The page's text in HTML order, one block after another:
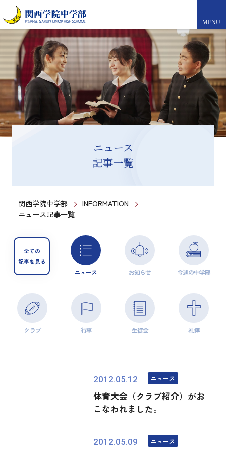
MENU
ニュース
記事一覧
関西学院中学部
INFORMATION
ニュース記事一覧
全ての
記事を見る
ニュース お知らせ 今週の中学部
クラブ 行事 生徒会 礼拝
2012.05.12 ニュース
体育大会（クラブ紹介）がお
こなわれました。
2012.05.09 ニュース